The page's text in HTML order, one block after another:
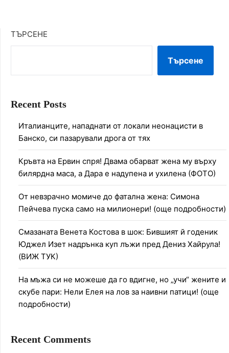
ТЪРСЕНЕ
Търсене
Recent Posts
Италианците, нападнати от локали неонацисти в
Банско, си пазарували дрога от тях
Кръвта на Ервин спря! Двама обарват жена му върху
билярдна маса, а Дара е надупена и ухилена (ФОТО)
От невзрачно момиче до фатална жена: Симона
Пейчева пуска само на милионери! (още подробности)
Смазаната Венета Костова в шок: Бившият й годеник
Юджел Изет надрънка куп лъжи пред Дениз Хайрула!
(ВИЖ ТУК)
На мъжа си не можеше да го вдигне, но „учи“ жените и
скубе пари: Нели Елея на лов за наивни патици! (още
подробности)
Recent Comments